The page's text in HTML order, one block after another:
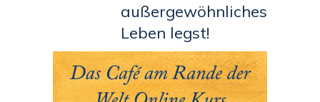
außergewöhnliches
Leben legst!